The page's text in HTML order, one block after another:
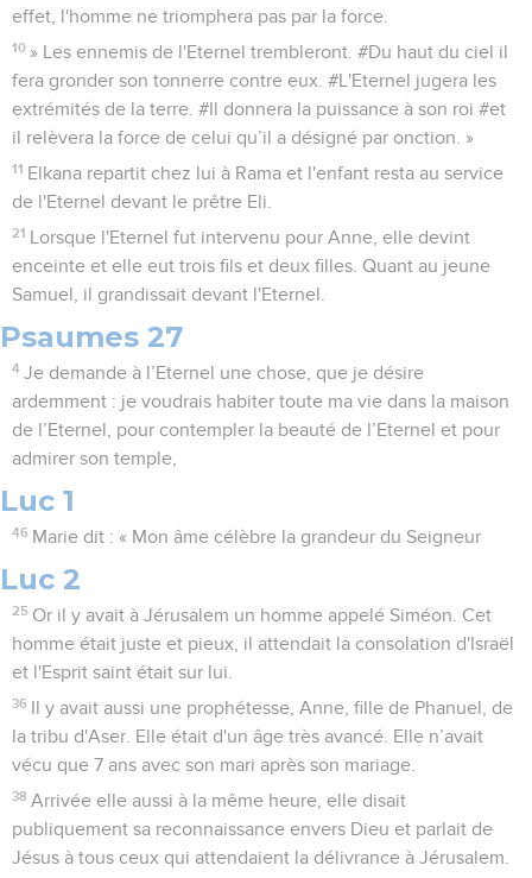
effet, l'homme ne triomphera pas par la force.
10 » Les ennemis de l'Eternel trembleront. #Du haut du ciel il
fera gronder son tonnerre contre eux. #L'Eternel jugera les
extrémités de la terre. #Il donnera la puissance à son roi #et
il relèvera la force de celui qu’il a désigné par onction. »
11 Elkana repartit chez lui à Rama et l'enfant resta au service
de l'Eternel devant le prêtre Eli.
21
Lorsque l'Eternel fut intervenu pour Anne, elle devint
enceinte et elle eut trois fils et deux filles. Quant au jeune
Samuel, il grandissait devant l'Eternel.
Psaumes 27
4 Je demande à l’Eternel une chose, que je désire
ardemment : je voudrais habiter toute ma vie dans la maison
de l’Eternel, pour contempler la beauté de l’Eternel et pour
admirer son temple,
Luc 1
46 Marie dit : « Mon âme célèbre la grandeur du Seigneur
Luc 2
25 Or il y avait à Jérusalem un homme appelé Siméon. Cet
homme était juste et pieux, il attendait la consolation d'Israël
et l'Esprit saint était sur lui.
36
Il y avait aussi une prophétesse, Anne, fille de Phanuel, de
la tribu d'Aser. Elle était d'un âge très avancé. Elle n’avait
vécu que 7 ans avec son mari après son mariage.
38 Arrivée elle aussi à la même heure, elle disait
publiquement sa reconnaissance envers Dieu et parlait de
Jésus à tous ceux qui attendaient la délivrance à Jérusalem.